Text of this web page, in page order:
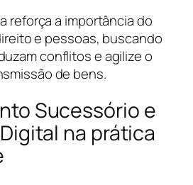
reforça a importância do
e pessoas, buscando
conflitos e agilize o
de bens.
Sucessório e
na prática